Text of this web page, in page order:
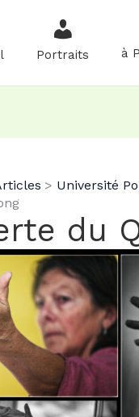
Portraits à
Université
du